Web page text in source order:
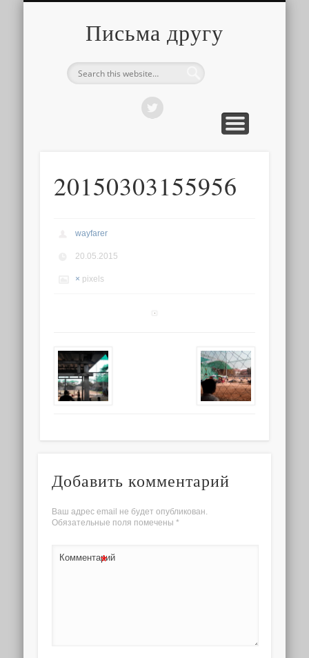
Письма другу
20150303155956
wayfarer
20.05.2015
× pixels
Добавить комментарий
Ваш адрес email не будет опубликован.
Обязательные поля помечены *
Комментарий
*